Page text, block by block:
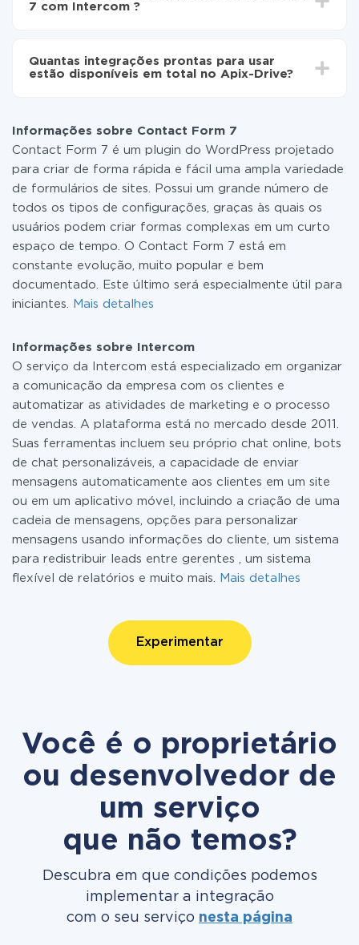
minutos.
7 com Intercom ?
as tarifas. Você paga apenas pela quantidade de
dados que é realmente transferida de um de seus
ou mudar para um de pago, se necessário. Mais
detalhes sobretarifas.
Quantas integrações prontas para usar
estão disponíveis em total no Apix-Drive?
Informações sobre Contact Form 7
Contact Form 7 é um plugin do WordPress projetado
para criar de forma rápida e fácil uma ampla variedade
de formulários de sites. Possui um grande número de
todos os tipos de configurações, graças às quais os
usuários podem criar formas complexas em um curto
espaço de tempo. O Contact Form 7 está em
constante evolução, muito popular e bem
documentado. Este último será especialmente útil para
iniciantes.
Mais detalhes
Informações sobre Intercom
O serviço da Intercom está especializado em organizar
a comunicação da empresa com os clientes e
automatizar as atividades de marketing e o processo
de vendas. A plataforma está no mercado desde 2011.
Suas ferramentas incluem seu próprio chat online, bots
de chat personalizáveis, a capacidade de enviar
mensagens automaticamente aos clientes em um site
ou em um aplicativo móvel, incluindo a criação de uma
cadeia de mensagens, opções para personalizar
mensagens usando informações do cliente, um sistema
para redistribuir leads entre gerentes , um sistema
flexível de relatórios e muito mais.
Mais detalhes
Experimentar
Você é o proprietário
ou desenvolvedor de
um serviço
que não temos?
Descubra em que condições podemos
implementar a integração
com o seu serviço nesta página